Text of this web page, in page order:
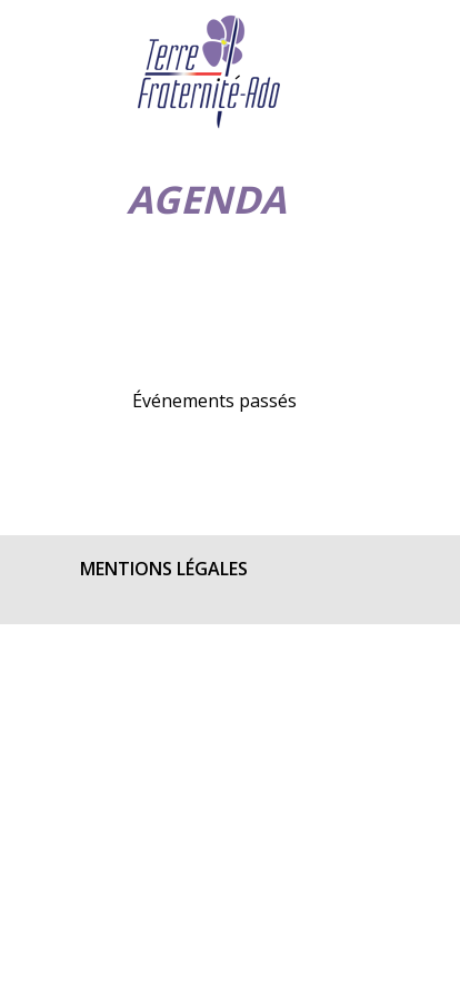
AGENDA
Événements passés
MENTIONS LÉGALES